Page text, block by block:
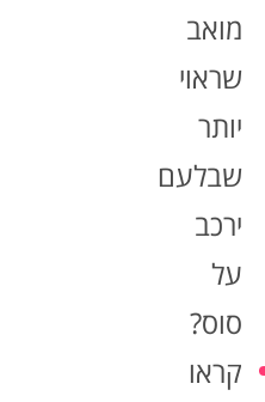
מואב
שראוי
יותר
שבלעם
ירכב
על
סוס?
קראו